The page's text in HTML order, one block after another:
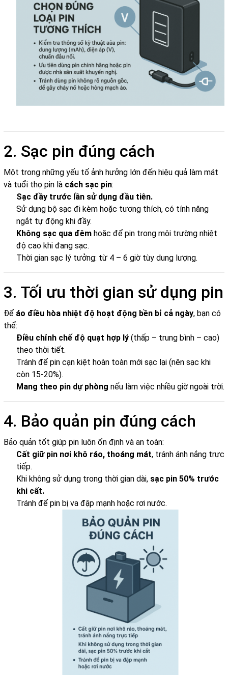
2. Sạc pin đúng cách
Một trong những yếu tố ảnh hưởng lớn đến hiệu quả làm mát
và tuổi thọ pin là cách sạc pin:
Sạc đầy trước lần sử dụng đầu tiên.
Sử dụng bộ sạc đi kèm hoặc tương thích, có tính năng
ngắt tự động khi đầy.
Không sạc qua đêm hoặc để pin trong môi trường nhiệt
độ cao khi đang sạc.
Thời gian sạc lý tưởng: từ 4 – 6 giờ tùy dung lượng.
3. Tối ưu thời gian sử dụng pin
Để áo điều hòa nhiệt độ hoạt động bền bỉ cả ngày, bạn có
thể:
Điều chỉnh chế độ quạt hợp lý (thấp – trung bình – cao)
theo thời tiết.
Tránh để pin cạn kiệt hoàn toàn mới sạc lại (nên sạc khi
còn 15-20%).
Mang theo pin dự phòng nếu làm việc nhiều giờ ngoài trời.
4. Bảo quản pin đúng cách
Bảo quản tốt giúp pin luôn ổn định và an toàn:
Cất giữ pin nơi khô ráo, thoáng mát, tránh ánh nắng trực
tiếp.
Khi không sử dụng trong thời gian dài, sạc pin 50% trước
khi cất.
Tránh để pin bị va đập mạnh hoặc rơi nước.